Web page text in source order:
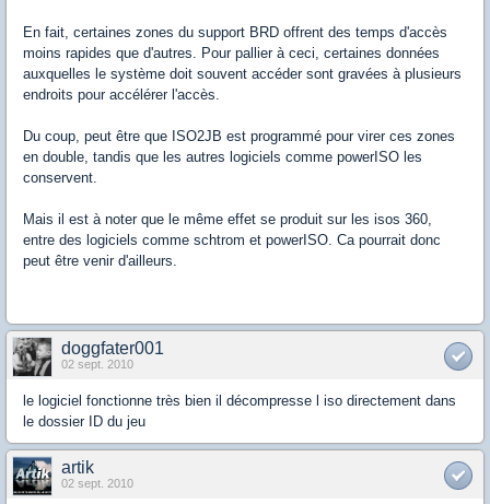
En fait, certaines zones du support BRD offrent des temps d'accès
moins rapides que d'autres. Pour pallier à ceci, certaines données
auxquelles le système doit souvent accéder sont gravées à plusieurs
endroits pour accélérer l'accès.
Du coup, peut être que ISO2JB est programmé pour virer ces zones
en double, tandis que les autres logiciels comme powerISO les
conservent.
Mais il est à noter que le même effet se produit sur les isos 360,
entre des logiciels comme schtrom et powerISO. Ca pourrait donc
peut être venir d'ailleurs.
doggfater001
02 sept. 2010
le logiciel fonctionne très bien il décompresse l iso directement dans
le dossier ID du jeu
artik
02 sept. 2010